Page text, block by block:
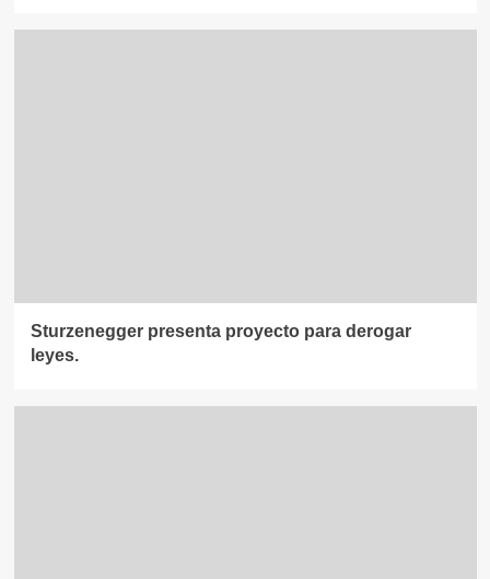
Sturzenegger presenta proyecto para derogar
leyes.